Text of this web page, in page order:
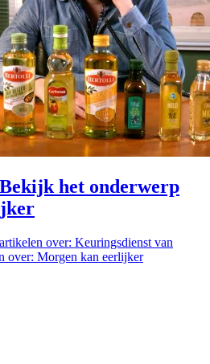
het onderwerp
over: Keuringsdienst van
over: Morgen kan eerlijker